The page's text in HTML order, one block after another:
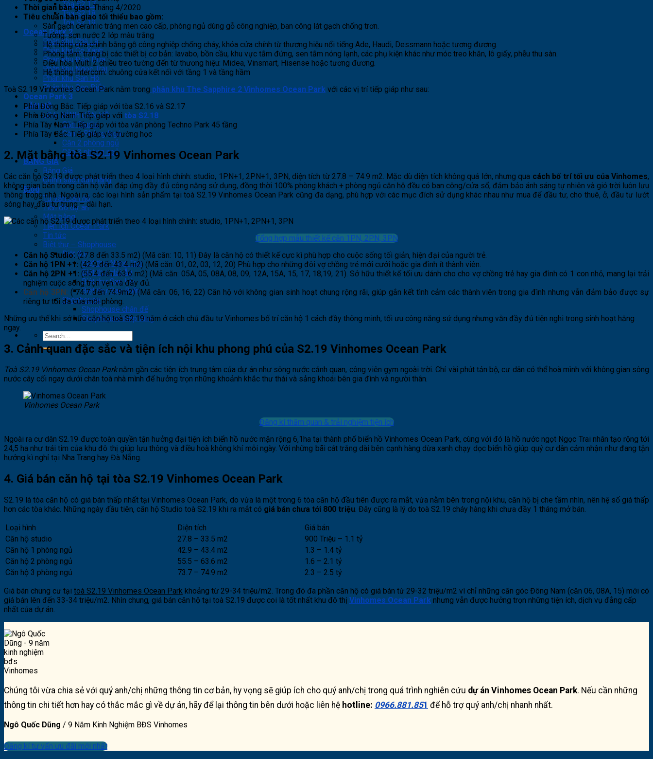
Tòa S2.17
Tòa S2.18
Tòa S2.19
Ocean Park 2
Phân khu Chà Là
Phân khu Cọ Xanh
Phân khu Đảo Dừa
Phân khu Ngọc Trai
Phân khu San Hô
Phân khu Sao Biển
Ocean Park 3
CĂN HỘ
LOẠI HÌNH CĂN HỘ
Căn Studio
Căn 1 Phòng Ngủ
Căn 2 phòng ngủ
Căn 3 phòng ngủ
BẢNG GIÁ
Bảng Giá
Chính sách bán hàng
Blog
Tư vấn căn hộ
Tiến độ dự án
Mặt bằng
Tiện ích Ocean Park
Tin tức
Biệt thự – Shophouse
Biệt thự
Biệt thự Ngọc Trai
Biệt thự Hải Âu
Biệt thự San Hô
Biệt thự Sao Biển
Shophouse
Shophouse chân đế
Shophouse thấp tầng
Thời gian bàn giao: Tháng 4/2020
Tiêu chuẩn bàn giao tối thiểu bao gồm:
Sàn gạch ceramic tráng men cao cấp, phòng ngủ dùng gỗ công nghiệp, ban công lát gạch chống trơn.
Tường: sơn nước 2 lớp màu trắng
Hệ thống cửa chính bằng gỗ công nghiệp chống cháy, khóa cửa chính từ thương hiệu nổi tiếng Ade, Haudi, Dessmann hoặc tương đương.
Phòng tắm: trang bị các thiết bị cơ bản: lavabo, bồn cầu, khu vực tắm đứng, sen tắm nóng lạnh, các phụ kiện khác như móc treo khăn, lô giấy, phễu thu sàn.
Điều hòa Multi 2 chiều treo tường đến từ thương hiệu: Midea, Vinsmart, Hisense hoặc tương đương.
Hệ thống Intercom: chuông cửa kết nối với tầng 1 và tầng hầm
Toà S2.19 Vinhomes Ocean Park nằm trong phân khu The Sapphire 2 Vinhomes Ocean Park với các vị trí tiếp giáp như sau:
Phía Đông Bắc: Tiếp giáp với tòa S2.16 và S2.17
Phía Đông Nam: Tiếp giáp với tòa S2.18
Phía Tây Nam: Tiếp giáp với tòa văn phòng Techno Park 45 tầng
Phía Tây Bắc: Tiếp giáp với trường học
2. Mặt bằng tòa S2.19 Vinhomes Ocean Park
Các căn hộ S2.19 được phát triển theo 4 loại hình chính: studio, 1PN+1, 2PN+1, 3PN, diện tích từ 27.8 – 74.9 m2. Mặc dù diện tích không quá lớn, nhưng qua cách bố trí tối ưu của Vinhomes,
không gian bên trong căn hộ vẫn đáp ứng đầy đủ công năng sử dụng, đồng thời 100% phòng khách + phòng ngủ căn hộ đều có ban công/cửa sổ, đảm bảo ánh sáng tự nhiên và gió trời luôn lưu
thông trong nhà.Ngoài ra, các loại hình sản phẩm tại toà S2.19 Vinhomes Ocean Park cũng đa dạng, phù hợp với các mục đích sử dụng khác nhau như mua để đầu tư, cho thuê, ở, đầu tư lướt
sóng hay đầu tư trung – dài hạn.
Tổng hợp mẫu thiết kế căn 1PN, 2PN, 3PN
Căn hộ Studio:(27.8 đến 33.5 m2) (Mã căn: 10, 11) Đây là căn hộ có thiết kế cực kì phù hợp cho cuộc sống tối giản, hiện đại của người trẻ.
Căn hộ 1PN +1: (42.9 đến 43.4 m2) (Mã căn: 01, 02, 03, 12, 20) Phù hợp cho những đôi vợ chồng trẻ mới cưới hoặc gia đình ít thành viên.
Căn hộ 2PN +1: (55.4 đến 63.6 m2)(Mã căn: 05A, 05, 08A, 08, 09, 12A, 15A, 15, 17, 18,19, 21). Sở hữu thiết kế tối ưu dánh cho cho vợ chồng trẻ hay gia đình có 1 con nhỏ, mang lại trải
nghiệm cuộc sống trọn vẹn và đầy đủ.
Căn hộ 3PN: ( 74.7 đến 74.9m2)(Mã căn: 06, 16, 22) Căn hộ với không gian sinh hoạt chung rộng rãi, giúp gắn kết tình cảm các thành viên trong gia đình nhưng vẫn đảm bảo được sự
riêng tư tối đa của mỗi phòng.
Những ưu thế khi sở hữu căn hộ toà S2.19 nằm ở cách chủ đầu tư Vinhomes bố trí căn hộ 1 cách đầy thông minh, tối ưu công năng sử dụng nhưng vẫn đầy đủ tiện nghi trong sinh hoạt hằng
ngay.
3. Cảnh quan đặc sắc và tiện ích nội khu phong phú của S2.19 Vinhomes Ocean Park
Toà S2.19 Vinhomes Ocean Parknằm gần các tiện ích trung tâm của dự án như sông nước cảnh quan, công viên gym ngoài trời. Chỉ vài phút tản bộ, cư dân có thể hoà mình với không gian sông
nước cây cối ngay dưới chân toà nhà mình để hưởng trọn những khoảnh khắc thư thái và sảng khoái bên gia đình và người thân.
Vinhomes Ocean Park
Đăng kí thăm quan & trải nghiệm tiện ích
Ngoài ra cư dân S2.19 được toàn quyền tận hưởng đại tiện ích biển hồ nước mặn rộng 6,1ha tại thành phố biển hồ Vinhomes Ocean Park, cùng với đó là hồ nước ngọt Ngọc Trai nhân tạo rộng tới
24,5 ha như trái tim của khu đô thị giúp lưu thông và điều hoà không khí mỗi ngày. Với những bãi cát trắng dài bên cạnh hàng dừa xanh chạy dọc biển hồ giúp quý cư dân cảm nhận như đang tận
hưởng kì nghỉ tại Nha Trang hay Đà Nẵng.
4. Giá bán căn hộ tại tòa S2.19 Vinhomes Ocean Park
S2.19 là tòa căn hộ có giá bán thấp nhất tại Vinhomes Ocean Park, do vừa là một trong 6 tòa căn hộ đầu tiên được ra mắt, vừa nằm bên trong nội khu, căn hộ bị che tầm nhìn, nên hệ số giá thấp
hơn các tòa khác. Những ngày đầu tiên, căn hộ Studio toà S2.19 khi ra mắt có giá bán chưa tới 800 triệu. Đây cũng là lý do toà S2.19 cháy hàng khi chưa đầy 1 tháng mở bán.
Loại hình
Diện tích
Giá bán
Căn hộ studio
27.8 – 33.5 m2
900 Triệu – 1.1 tỷ
Căn hộ 1 phòng ngủ
42.9 – 43.4 m2
1.3 – 1.4 tỷ
Căn hộ 2 phòng ngủ
55.5 – 63.6 m2
1.6 – 2.1 tỷ
Căn hộ 3 phòng ngủ
73.7 – 74.9 m2
2.3 – 2.5 tỷ
Giá bán chung cư tại toà S2.19 Vinhomes Ocean Park khoảng từ 29-34 triệu/m2. Trong đó đa phần căn hộ có giá bán từ 29-32 triệu/m2 vì chỉ những căn góc Đông Nam (căn 06, 08A, 15) mới có
giá bán lên đến 33-34 triệu/m2. Nhìn chung, giá bán căn hộ tại toà S2.19 được coi là tốt nhất khu đô thị Vinhomes Ocean Park nhưng vẫn được hưởng trọn những tiện ích, dịch vụ đẳng cấp
nhất của dự án.
Chúng tôi vừa chia sẻ với quý anh/chị những thông tin cơ bản, hy vọng sẽ giúp ích cho quý anh/chị trong quá trình nghiên cứu dự án Vinhomes Ocean Park. Nếu cần những
thông tin chi tiết hơn hay có thắc mắc gì về dự án, hãy để lại thông tin bên dưới hoặc liên hệ hotline: 0966.881.851 để hỗ trợ quý anh/chị nhanh nhất.
Ngô Quốc Dũng / 9 Năm Kinh Nghiệm BĐS Vinhomes
Đăng kí tư vấn ưu đãi mới nhất